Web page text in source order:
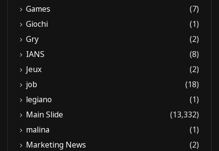
Games
(7)
Giochi
(1)
Gry
(2)
IANS
(8)
Jeux
(2)
job
(18)
legiano
(1)
Main Slide
(13,332)
malina
(1)
Marketing News
(2)